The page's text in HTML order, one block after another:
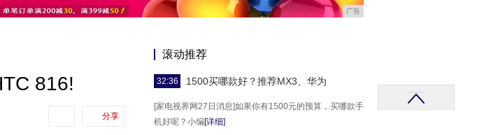
广告
816!
分享
滚动推荐
32:36 1500买哪款好？推荐MX3、华为
[家电视界网27日消息]如果你有1500元的预算，买哪款手
机好呢？小编[详细]